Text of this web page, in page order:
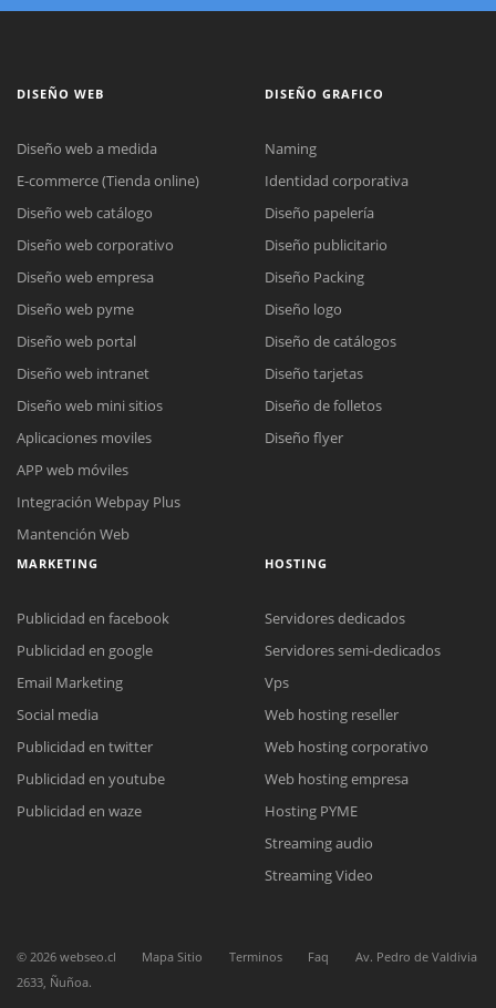
Reunión online
Nuestros ejecutivos le enviarán un correo electrónico con el enlace a
Meet para la reunión online.
Cotización
Chat Online
Todos nuestros ejecutivos están fuera de línea. Complete el formulario
DISEÑO WEB
Diseño web a medida
E-commerce (Tienda online)
Diseño web catálogo
Diseño web corporativo
Diseño web empresa
Diseño web pyme
Diseño web portal
Diseño web intranet
Diseño web mini sitios
Aplicaciones moviles
APP web móviles
Integración Webpay Plus
Mantención Web
DISEÑO GRAFICO
Naming
Identidad corporativa
Diseño papelería
Diseño publicitario
Diseño Packing
Diseño logo
Diseño de catálogos
Diseño tarjetas
Diseño de folletos
Diseño flyer
MARKETING
Publicidad en facebook
Publicidad en google
Email Marketing
Social media
Publicidad en twitter
Publicidad en youtube
Publicidad en waze
HOSTING
Servidores dedicados
Servidores semi-dedicados
Vps
Web hosting reseller
Web hosting corporativo
Web hosting empresa
Hosting PYME
Streaming audio
Streaming Video
© 2026 webseo.cl Mapa Sitio Terminos Faq
Av. Pedro de Valdivia
2633, Ñuñoa.